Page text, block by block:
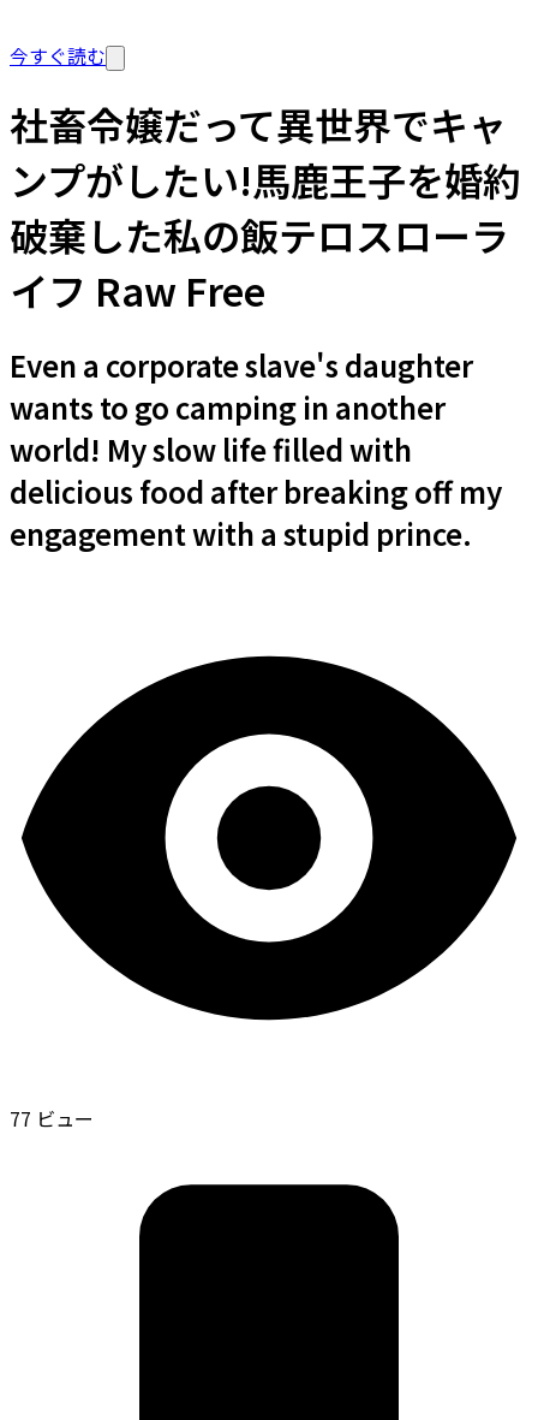
今すぐ読む
社畜令嬢だって異世界でキャ
ンプがしたい!馬鹿王子を婚約
破棄した私の飯テロスローラ
イフ Raw Free
Even a corporate slave's daughter
wants to go camping in another
world! My slow life filled with
delicious food after breaking off my
engagement with a stupid prince.
77 ビュー